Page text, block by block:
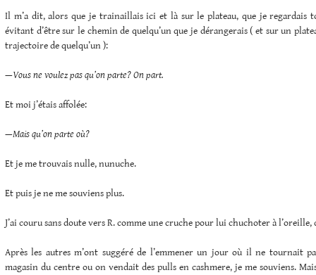
Il m’a dit, alors que je trainaillais ici et là sur le plateau, que je regardais
évitant d’être sur le chemin de quelqu’un que je dérangerais ( et sur un
trajectoire de quelqu’un ):
—Vous ne voulez pas qu’on parte? On part.
Et moi j’étais affolée:
—Mais qu’on parte où?
Et je me trouvais nulle, nunuche.
Et puis je ne me souviens plus.
J’ai couru sans doute vers R. comme une cruche pour lui chuchoter à l’oreille,
Après les autres m’ont suggéré de l’emmener un jour où il ne tournait
magasin du centre ou on vendait des pulls en cashmere, je me souviens.